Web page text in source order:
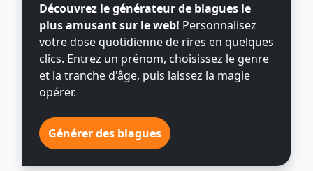
Découvrez le générateur de blagues le
plus amusant sur le web! Personnalisez
votre dose quotidienne de rires en quelques
clics. Entrez un prénom, choisissez le genre
et la tranche d'âge, puis laissez la magie
opérer.
Générer des blagues